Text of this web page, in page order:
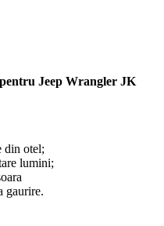
Jeep Wrangler JK
din otel;
lumini;
gaurire.